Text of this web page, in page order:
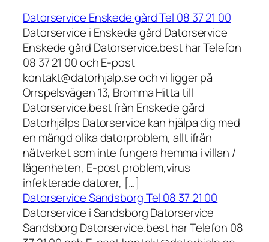
Datorservice Enskede gård Tel 08 37 21 00
Datorservice i Enskede gård Datorservice
Enskede gård Datorservice.best har Telefon
08 37 21 00 och E-post
kontakt@datorhjalp.se och vi ligger på
Orrspelsvägen 13, Bromma Hitta till
Datorservice.best från Enskede gård
Datorhjälps Datorservice kan hjälpa dig med
en mängd olika datorproblem, allt ifrån
nätverket som inte fungera hemma i villan /
lägenheten, E-post problem,virus
infekterade datorer, […]
Datorservice Sandsborg Tel 08 37 21 00
Datorservice i Sandsborg Datorservice
Sandsborg Datorservice.best har Telefon 08